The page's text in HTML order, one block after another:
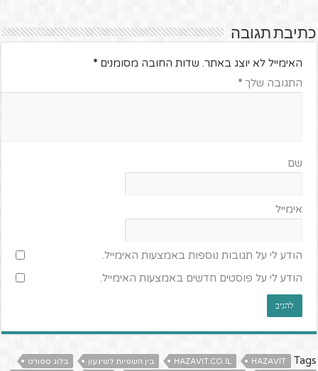
כתיבת תגובה
האימייל לא יוצג באתר. שדות החובה מסומנים*
התגובה שלך*
שם
אימייל
הודע לי על תגובות נוספות באמצעות האימייל.
הודע לי על פוסטים חדשים באמצעות האימייל.
Tags
HAZAVIT
HAZAVIT.CO.IL בין השפיות לשיגעון
בלוג ספורט